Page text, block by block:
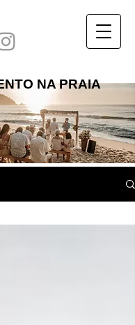
NA PRAIA